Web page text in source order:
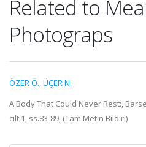
Related to
Photograps
ÖZER Ö.,ÜÇER N.
A Body That Could Never Rest:,
cilt.1, ss.83-89, (Tam Metin Bildiri)